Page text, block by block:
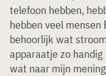
telefoon hebben,
hebben veel
behoorlijk wat
apparaatje zo
wat naar mijn